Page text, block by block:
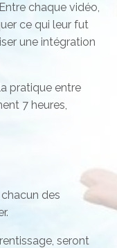
chaque vidéo,
ce qui leur fut
une intégration
pratique entre
7 heures,
des
seront